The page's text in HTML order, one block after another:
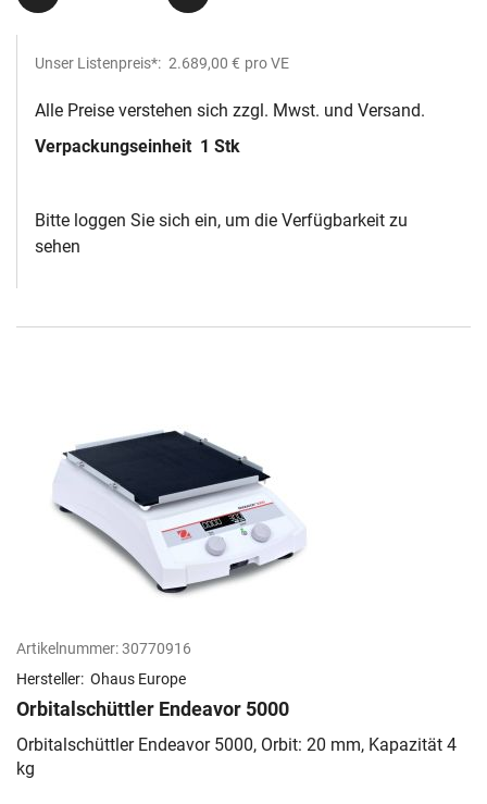
Unser Listenpreis*: 2.689,00 € pro VE
Alle Preise verstehen sich zzgl. Mwst. und Versand.
Verpackungseinheit 1 Stk
Bitte loggen Sie sich ein, um die Verfügbarkeit zu
sehen
Artikelnummer:30770916
Hersteller: Ohaus Europe
Orbitalschüttler Endeavor 5000
Orbitalschüttler Endeavor 5000, Orbit: 20 mm, Kapazität 4
kg